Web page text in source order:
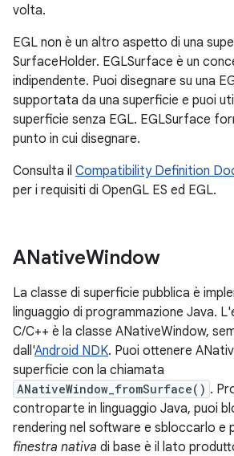
volta.
EGL non è un altro aspetto di una
SurfaceHolder. EGLSurface è un
indipendente. Puoi disegnare su una
supportata da una superficie e puoi
superficie senza EGL. EGLSurface
punto in cui disegnare.
Consulta il Compatibility Definition
per i requisiti di OpenGL ES ed EGL.
ANativeWindow
La classe di superficie pubblica è
linguaggio di programmazione Java.
C/C++ è la classe ANativeWindow,
dall'Android NDK. Puoi ottenere
superficie con la chiamata
ANativeWindow_fromSurface() .
controparte in linguaggio Java, puoi
rendering nel software e sbloccarlo e
finestra nativa di base è il lato